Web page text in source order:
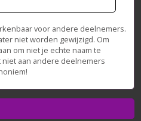
voor andere deelnemers.
niet worden gewijzigd. Om
om niet je echte naam te
niet aan andere deelnemers